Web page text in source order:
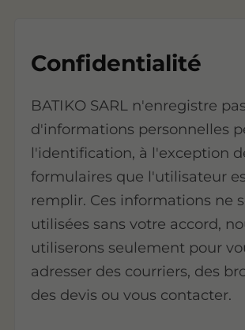
Confidentialité
BATIKO SARL n'enregistre pas
d'informations personnelles
l'identification, à l'exception
formulaires que l'utilisateur
remplir. Ces informations ne
utilisées sans votre accord,
utiliserons seulement pour
adresser des courriers, des
des devis ou vous contacter.